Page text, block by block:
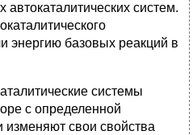
систем.
энергию базовых реакций в
системы
с определенной
изменяют свои свойства